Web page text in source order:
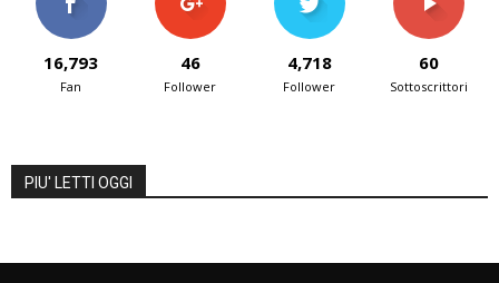
16,793
Fan
46
Follower
4,718
Follower
60
Sottoscrittori
PIU' LETTI OGGI